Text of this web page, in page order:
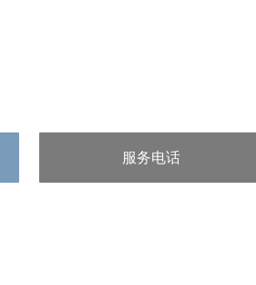
服务电话